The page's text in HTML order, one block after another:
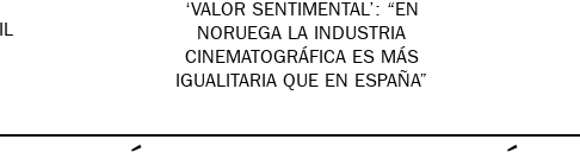
‘VALOR SENTIMENTAL’: “EN
NORUEGA LA INDUSTRIA
CINEMATOGRÁFICA ES MÁS
IGUALITARIA QUE EN ESPAÑA”